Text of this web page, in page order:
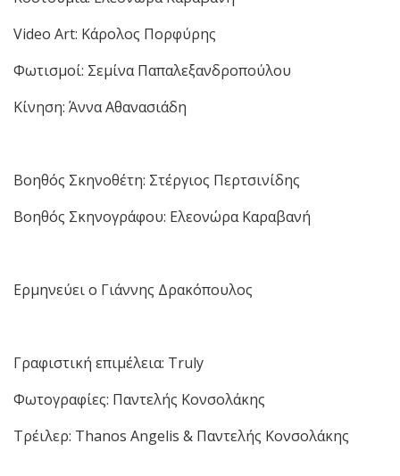
Video Art: Κάρολος Πορφύρης
Φωτισμοί: Σεμίνα Παπαλεξανδροπούλου
Κίνηση: Άννα Αθανασιάδη
Βοηθός Σκηνοθέτη: Στέργιος Περτσινίδης
Βοηθός Σκηνογράφου: Ελεονώρα Καραβανή
Ερμηνεύει ο Γιάννης Δρακόπουλος
Γραφιστική επιμέλεια: Truly
Φωτογραφίες: Παντελής Κονσολάκης
Τρέιλερ: Thanos Angelis & Παντελής Κονσολάκης